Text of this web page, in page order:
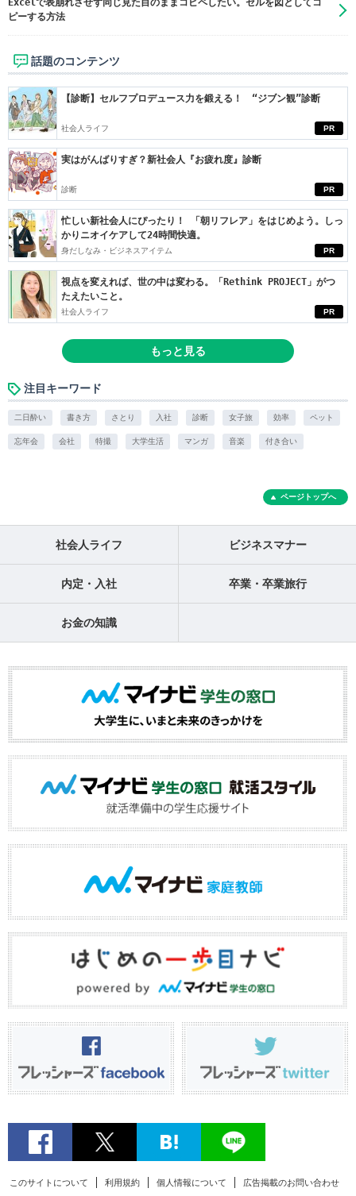
Excelで表崩れさせず同じ見た目のままコピペしたい。セルを図としてコ
ピーする方法
話題のコンテンツ
PR
【診断】セルフプロデュース力を鍛える！ “ジブン観”診断
社会人ライフ
PR
実はがんばりすぎ？新社会人『お疲れ度』診断
診断
PR
忙しい新社会人にぴったり！ 「朝リフレア」をはじめよう。しっ
かりニオイケアして24時間快適。
身だしなみ・ビジネスアイテム
PR
視点を変えれば、世の中は変わる。「Rethink PROJECT」がつ
たえたいこと。
社会人ライフ
もっと見る
注目キーワード
二日酔い 書き方 さとり 入社 診断 女子旅 効率 ペット
忘年会 会社 特撮 大学生活 マンガ 音楽 付き合い
ページトップへ
社会人ライフ ビジネスマナー
内定・入社 卒業・卒業旅行
お金の知識
このサイトについて 利用規約 個人情報について 広告掲載のお問い合わせ